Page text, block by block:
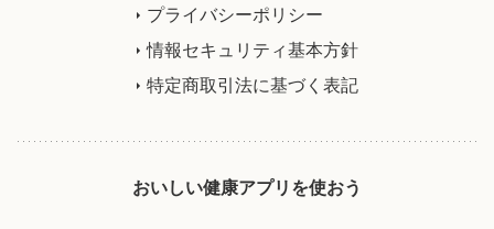
プライバシーポリシー
情報セキュリティ基本方針
特定商取引法に基づく表記
おいしい健康アプリを使おう